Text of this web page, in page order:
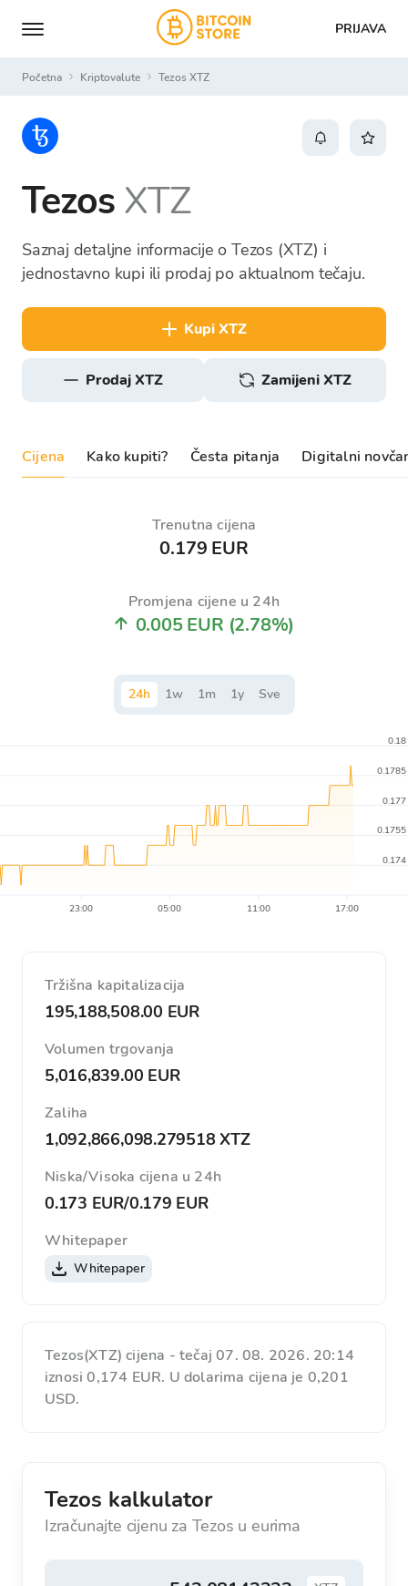
PRIJAVA
Početna Kriptovalute Tezos XTZ
Tezos XTZ
Saznaj detaljne informacije o Tezos (XTZ) i
jednostavno kupi ili prodaj po aktualnom tečaju.
kupi XTZ
prodaj XTZ Zamijeni XTZ
Cijena Kako kupiti? Česta pitanja Digitalni
Trenutna cijena
0.179 EUR
Promjena cijene u 24h
0.005 EUR (2.78%)
24h 1w 1m 1y Sve
23:00 05:00 11:00 17:00
0.174
0.1755
0.177
0.1785
0.18
Tržišna kapitalizacija
195,188,508.00 EUR
Volumen trgovanja
5,016,839.00 EUR
Zaliha
1,092,866,098.279518 XTZ
Niska/Visoka cijena u 24h
0.173 EUR/0.179 EUR
Whitepaper
Whitepaper
Tezos(XTZ) cijena - tečaj 07. 08. 2026. 20:14
iznosi 0,174 EUR. U dolarima cijena je 0,201
USD.
Tezos kalkulator
Izračunajte cijenu za Tezos u eurima